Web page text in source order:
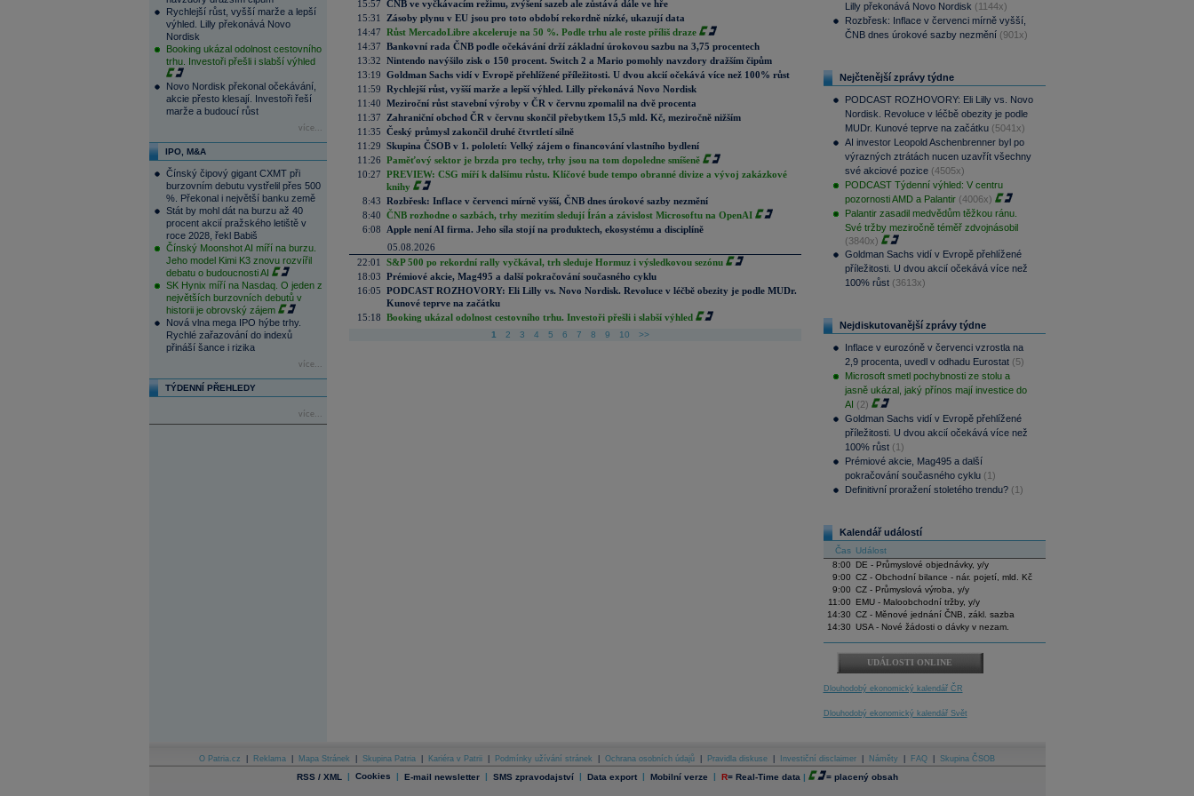
Rychlejší růst, vyšší marže a lepší
výhled. Lilly překonává Novo
Nordisk
Booking ukázal odolnost cestovního
trhu. Investoři přešli i slabší výhled
Novo Nordisk překonal očekávání,
akcie přesto klesají. Investoři řeší
marže a budoucí růst
více...
IPO, M&A
Čínský čipový gigant CXMT při
burzovním debutu vystřelil přes 500
%. Překonal i největší banku země
Stát by mohl dát na burzu až 40
procent akcií pražského letiště v
roce 2028, řekl Babiš
Čínský Moonshot AI míří na burzu.
Jeho model Kimi K3 znovu rozvířil
debatu o budoucnosti AI
SK Hynix míří na Nasdaq. O jeden z
největších burzovních debutů v
historii je obrovský zájem
Nová vlna mega IPO hýbe trhy.
Rychlé zařazování do indexů
přináší šance i rizika
více...
TÝDENNÍ PŘEHLEDY
více...
15:57 ČNB ve vyčkávacím režimu, zvýšení sazeb ale zůstává dále ve hře
15:31
Zásoby plynu v EU jsou pro toto období rekordně nízké, ukazují data
14:47 Růst MercadoLibre akceleruje na 50 %. Podle trhu ale roste příliš draze
14:37 Bankovní rada ČNB podle očekávání drží základní úrokovou sazbu na 3,75 procentech
13:32 Nintendo navýšilo zisk o 150 procent. Switch 2 a Mario pomohly navzdory dražším čipům
13:19 Goldman Sachs vidí v Evropě přehlížené příležitosti. U dvou akcií očekává více než 100% růst
11:59 Rychlejší růst, vyšší marže a lepší výhled. Lilly překonává Novo Nordisk
11:40 Meziroční růst stavební výroby v ČR v červnu zpomalil na dvě procenta
11:37
Zahraniční obchod ČR v červnu skončil přebytkem 15,5 mld. Kč, meziročně nižším
11:35 Český průmysl zakončil druhé čtvrtletí silně
11:29 Skupina ČSOB v 1. pololetí: Velký zájem o financování vlastního bydlení
11:26 Paměťový sektor je brzda pro techy, trhy jsou na tom dopoledne smíšeně
10:27 PREVIEW: CSG míří k dalšímu růstu. Klíčové bude tempo obranné divize a vývoj zakázkové
knihy
8:43 Rozbřesk: Inflace v červenci mírně vyšší, ČNB dnes úrokové sazby nezmění
8:40 ČNB rozhodne o sazbách, trhy mezitím sledují Írán a závislost Microsoftu na OpenAI
6:08
Apple není AI firma. Jeho síla stojí na produktech, ekosystému a disciplíně
05.08.2026
22:01
S&P 500 po rekordní rally vyčkával, trh sleduje Hormuz i výsledkovou sezónu
18:03 Prémiové akcie, Mag495 a další pokračování současného cyklu
16:05 PODCAST ROZHOVORY: Eli Lilly vs. Novo Nordisk. Revoluce v léčbě obezity je podle MUDr.
Kunové teprve na začátku
15:18 Booking ukázal odolnost cestovního trhu. Investoři přešli i slabší výhled
1 2 3 4 5 6 7 8 9 10 >>
Lilly překonává Novo Nordisk (1144x)
Rozbřesk: Inflace v červenci mírně vyšší,
ČNB dnes úrokové sazby nezmění (901x)
Nejčtenější zprávy týdne
PODCAST ROZHOVORY: Eli Lilly vs. Novo
Nordisk. Revoluce v léčbě obezity je podle
MUDr. Kunové teprve na začátku (5041x)
AI investor Leopold Aschenbrenner byl po
výrazných ztrátách nucen uzavřít všechny
své akciové pozice (4505x)
PODCAST Týdenní výhled: V centru
pozornosti AMD a Palantir (4006x)
Palantir zasadil medvědům těžkou ránu.
Své tržby meziročně téměř zdvojnásobil
(3840x)
Goldman Sachs vidí v Evropě přehlížené
příležitosti. U dvou akcií očekává více než
100% růst (3613x)
Nejdiskutovanější zprávy týdne
Inflace v eurozóně v červenci vzrostla na
2,9 procenta, uvedl v odhadu Eurostat (5)
Microsoft smetl pochybnosti ze stolu a
jasně ukázal, jaký přínos mají investice do
AI (2)
Goldman Sachs vidí v Evropě přehlížené
příležitosti. U dvou akcií očekává více než
100% růst (1)
Prémiové akcie, Mag495 a další
pokračování současného cyklu (1)
Definitivní proražení stoletého trendu? (1)
Kalendář událostí
Čas Událost
8:00
DE - Průmyslové objednávky, y/y
9:00 CZ - Obchodní bilance - nár. pojetí, mld. Kč
9:00 CZ - Průmyslová výroba, y/y
11:00
EMU - Maloobchodní tržby, y/y
14:30 CZ - Měnové jednání ČNB, zákl. sazba
14:30 USA - Nové žádosti o dávky v nezam.
UDÁLOSTI ONLINE
Dlouhodobý ekonomický kalendář ČR
Dlouhodobý ekonomický kalendář Svět
O Patria.cz Reklama Mapa Stránek Skupina Patria Kariéra v Patrii Podmínky užívání stránek Ochrana osobních údajů Pravidla diskuse Investiční disclaimer Náměty FAQ Skupina ČSOB
RSS / XML | Cookies | E-mail newsletter | SMS zpravodajství | Data export | Mobilní verze | R= Real-Time data | = placený obsah